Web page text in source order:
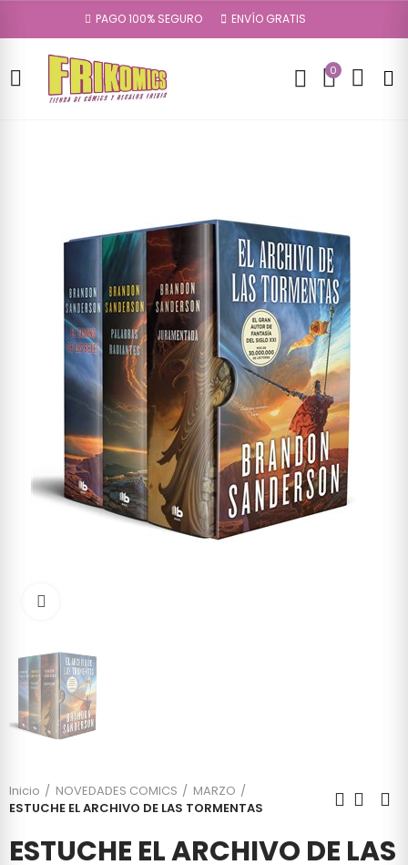
PAGO 100% SEGURO ENVÍO GRATIS
0
Inicio NOVEDADES COMICS
MARZO
ESTUCHE EL ARCHIVO DE LAS TORMENTAS
ESTUCHE EL ARCHIVO DE LAS